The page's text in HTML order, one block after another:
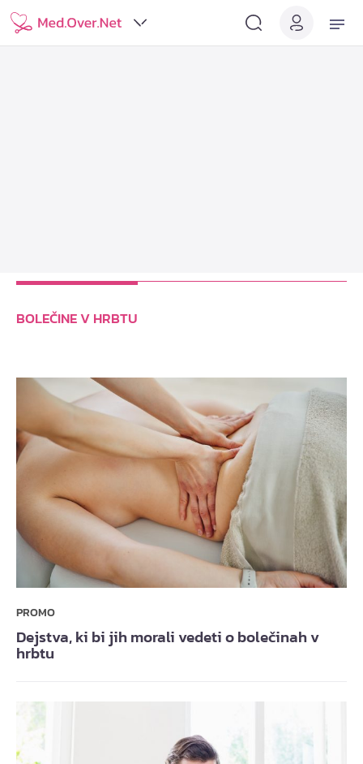
BOLEČINE V HRBTU
PROMO
Dejstva, ki bi jih morali vedeti o bolečinah v
hrbtu